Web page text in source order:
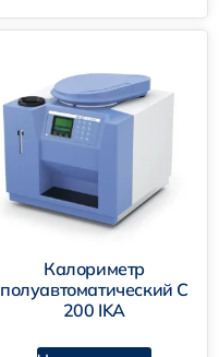
Калориметр
полуавтоматический C
200 IKA